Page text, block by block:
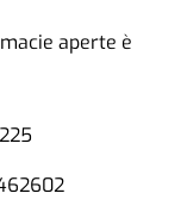
aperte è